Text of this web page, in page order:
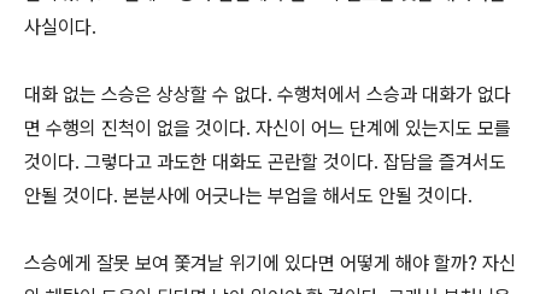
사실이다.
대화 없는 스승은 상상할 수 없다. 수행처에서 스승과 대화가 없다
면 수행의 진척이 없을 것이다. 자신이 어느 단계에 있는지도 모를
것이다. 그렇다고 과도한 대화도 곤란할 것이다. 잡담을 즐겨서도
안될 것이다. 본분사에 어긋나는 부업을 해서도 안될 것이다.
스승에게 잘못 보여 쫓겨날 위기에 있다면 어떻게 해야 할까? 자신